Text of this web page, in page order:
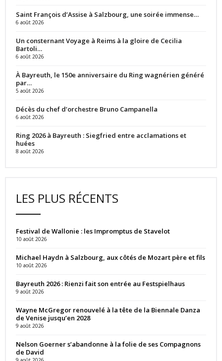
Saint François d’Assise à Salzbourg, une soirée immense…
6 août 2026
Un consternant Voyage à Reims à la gloire de Cecilia
Bartoli…
6 août 2026
À Bayreuth, le 150e anniversaire du Ring wagnérien généré
par…
5 août 2026
Décès du chef d’orchestre Bruno Campanella
6 août 2026
Ring 2026 à Bayreuth : Siegfried entre acclamations et
huées
8 août 2026
LES PLUS RÉCENTS
Festival de Wallonie : les Impromptus de Stavelot
10 août 2026
Michael Haydn à Salzbourg, aux côtés de Mozart père et fils
10 août 2026
Bayreuth 2026 : Rienzi fait son entrée au Festspielhaus
9 août 2026
Wayne McGregor renouvelé à la tête de la Biennale Danza
de Venise jusqu’en 2028
9 août 2026
Nelson Goerner s’abandonne à la folie de ses Compagnons
de David